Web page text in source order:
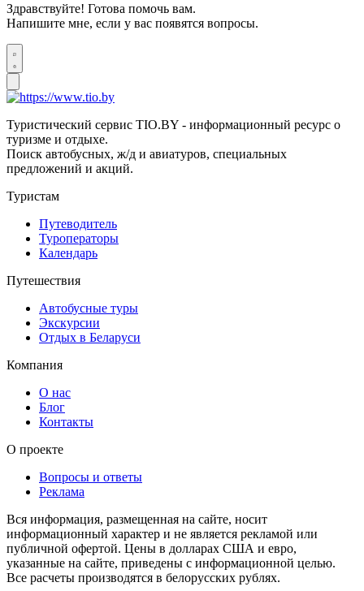
Здравствуйте! Готова помочь вам.
Напишите мне, если у вас появятся вопросы.
Туристический сервис TIO.BY - информационный ресурс о
туризме и отдыхе.
Поиск автобусных, ж/д и авиатуров, специальных
предложений и акций.
Туристам
Путеводитель
Туроператоры
Календарь
Путешествия
Автобусные туры
Экскурсии
Отдых в Беларуси
Компания
О нас
Блог
Контакты
О проекте
Вопросы и ответы
Реклама
Вся информация, размещенная на сайте, носит
информационный характер и не является рекламой или
публичной офертой. Цены в долларах США и евро,
указанные на сайте, приведены с информационной целью.
Все расчеты производятся в белорусских рублях.